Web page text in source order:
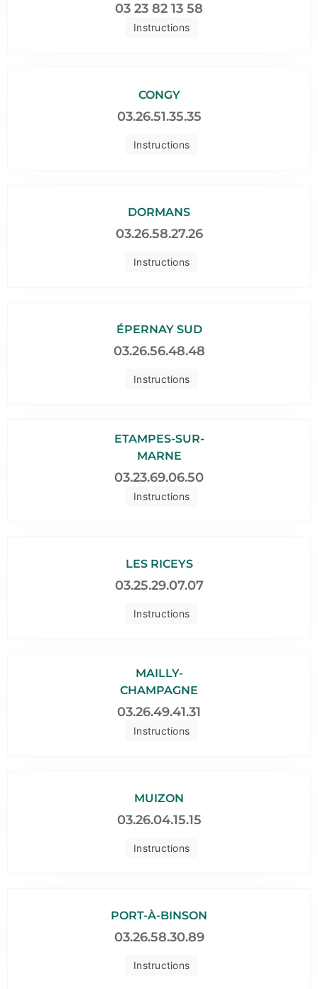
Instructions
03 23 82 13 58
Instructions
CONGY
03.26.51.35.35
Instructions
DORMANS
03.26.58.27.26
Instructions
ÉPERNAY SUD
03.26.56.48.48
Instructions
ETAMPES-SUR-
MARNE
03.23.69.06.50
Instructions
LES RICEYS
03.25.29.07.07
Instructions
MAILLY-
CHAMPAGNE
03.26.49.41.31
Instructions
MUIZON
03.26.04.15.15
Instructions
PORT-À-BINSON
03.26.58.30.89